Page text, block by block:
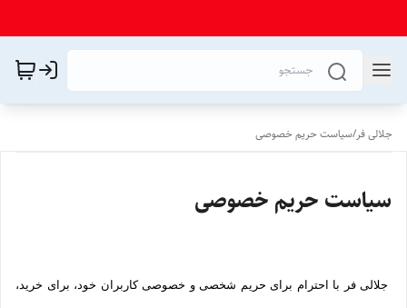
جلالی فر/سیاست حریم خصوصی
سیاست حریم خصوصی
جلالی فر با احترام برای حریم شخصی و خصوصی کاربران خود، برای خرید،